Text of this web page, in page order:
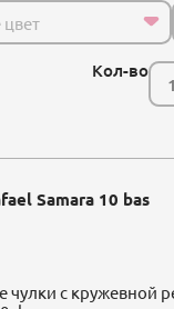
Кол-во
Samara 10 bas
чулки с кружевной